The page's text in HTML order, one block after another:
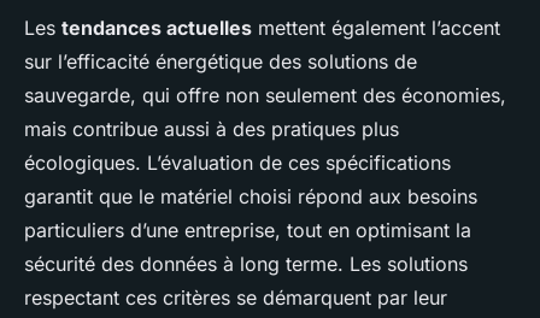
Les tendances actuelles mettent également l’accent
sur l’efficacité énergétique des solutions de
sauvegarde, qui offre non seulement des économies,
mais contribue aussi à des pratiques plus
écologiques. L’évaluation de ces spécifications
garantit que le matériel choisi répond aux besoins
particuliers d’une entreprise, tout en optimisant la
sécurité des données à long terme. Les solutions
respectant ces critères se démarquent par leur